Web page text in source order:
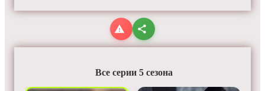
Все серии 5 сезона